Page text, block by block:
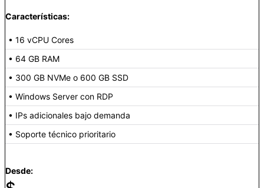
Características:
• 16 vCPU Cores
• 64 GB RAM
• 300 GB NVMe o 600 GB SSD
• Windows Server con RDP
• IPs adicionales bajo demanda
• Soporte técnico prioritario
Desde: